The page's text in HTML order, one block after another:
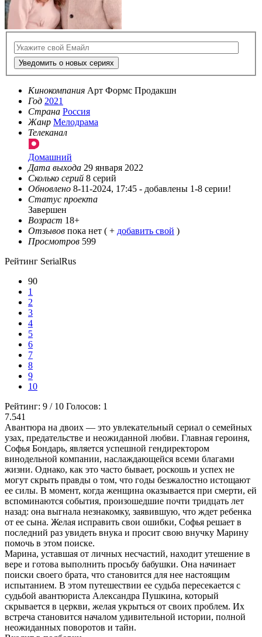
Уведомить о новых сериях
Кинокомпания Арт Формс Продакшн
Год 2021
Страна Россия
Жанр Мелодрама
Телеканал
Домашний
Дата выхода 29 января 2022
Сколько серий 8 серий
Обновлено 8-11-2024, 17:45 - добавлены 1-8 серии!
Статус проекта
Завершен
Возраст 18+
Отзывов пока нет ( + добавить свой )
Просмотров 599
Рейтинг SerialRus
90
1
2
3
4
5
6
7
8
9
10
Рейтинг: 9 / 10 Голосов: 1
7.541
Авантюра на двоих — это увлекательный сериал о семейных
узах, предательстве и неожиданной любви. Главная героиня,
Софья Бондарь, является успешной гендиректором
винодельной компании, наслаждающейся всеми благами
жизни. Однако, как это часто бывает, роскошь и успех не
могут скрыть правды о том, что годы безжалостно истощают
ее силы. В момент, когда женщина оказывается при смерти, ей
вспоминаются события, произошедшие почти тридцать лет
назад: она выгнала незнакомку, заявившую, что ждет ребенка
от ее сына. Желая исправить свои ошибки, Софья решает в
последний раз увидеть внука и просит свою внучку Марину
помочь в этом поиске.
Марина, уставшая от личных несчастий, находит утешение в
вере и готова выполнить просьбу бабушки. Она начинает
поиски своего брата, что становится для нее настоящим
испытанием. В этом путешествии ее судьба пересекается с
судьбой авантюриста Александра Пушкина, который
скрывается в церкви, желая укрыться от своих проблем. Их
встреча становится началом удивительной истории, полной
неожиданных поворотов и тайн.